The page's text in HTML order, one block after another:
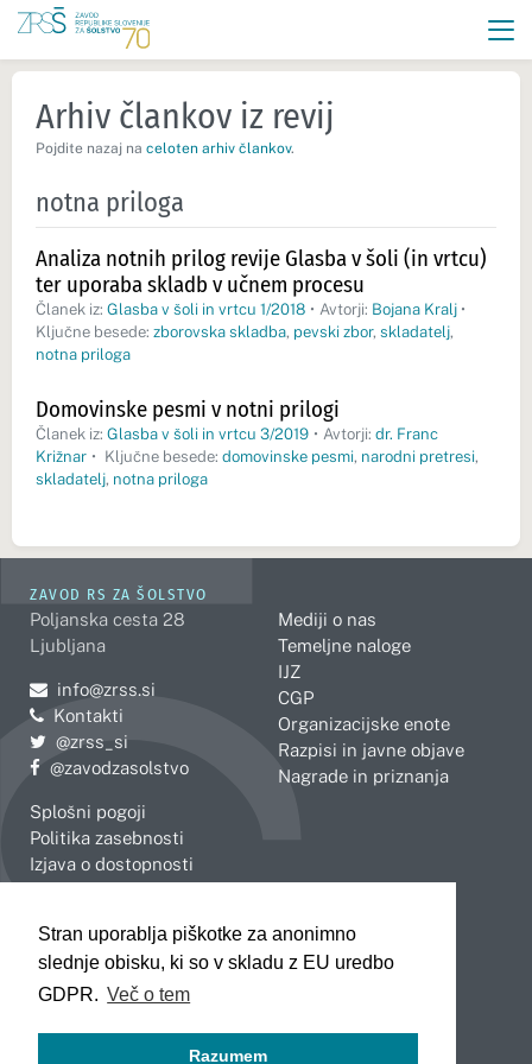
Stran uporablja piškotke za anonimno
slednje obisku, ki so v skladu z EU uredbo
GDPR. Več o tem
Razumem
Arhiv člankov iz revij
Pojdite nazaj na celoten arhiv člankov.
notna priloga
Analiza notnih prilog revije Glasba v šoli (in vrtcu)
ter uporaba skladb v učnem procesu
Članek iz: Glasba v šoli in vrtcu 1/2018 • Avtorji: Bojana Kralj •
Ključne besede: zborovska skladba, pevski zbor, skladatelj,
notna priloga
Domovinske pesmi v notni prilogi
Članek iz: Glasba v šoli in vrtcu 3/2019 • Avtorji: dr. Franc
Križnar • Ključne besede: domovinske pesmi, narodni pretresi,
skladatelj, notna priloga
ZAVOD RS ZA ŠOLSTVO
Poljanska cesta 28
Ljubljana
Pošljite e-mail na
info@zrss.si
Kontakti
Pojdite na Twitter:
@zrss_si
Pojdite na Facebook:
@zavodzasolstvo
Splošni pogoji
Politika zasebnosti
Izjava o dostopnosti
Mediji o nas
Temeljne naloge
IJZ
CGP
Organizacijske enote
Razpisi in javne objave
Nagrade in priznanja
Celje
Koper
Kranj
Novo mesto
Slovenj Gradec